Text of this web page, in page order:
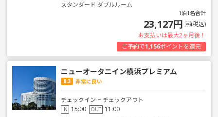
スタンダード ダブルルーム
1泊1名合計
23,127円 (税込)
お支払いは最大2ヶ月後！
ご予約で1,156ポイントを還元
ニューオータニイン横浜プレミアム
8.3 非常に良い
チェックイン ~ チェックアウト
IN 15:00 OUT 11:00